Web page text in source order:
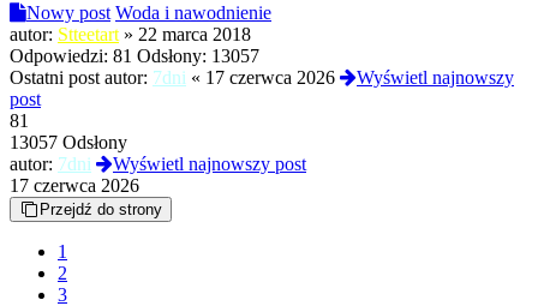
Nowy post Woda i nawodnienie
autor: Stteetart » 22 marca 2018
Odpowiedzi: 81 Odsłony: 13057
Ostatni post autor: 7dni « 17 czerwca 2026
Wyświetl najnowszy
post
81
13057 Odsłony
autor: 7dni
Wyświetl najnowszy post
17 czerwca 2026
Przejdź do strony
1
2
3